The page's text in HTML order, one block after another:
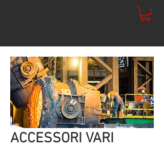
ACCESSORI VARI